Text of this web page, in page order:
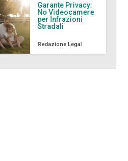
Garante Privacy:
No Videocamere
per Infrazioni
Stradali
Redazione Legal